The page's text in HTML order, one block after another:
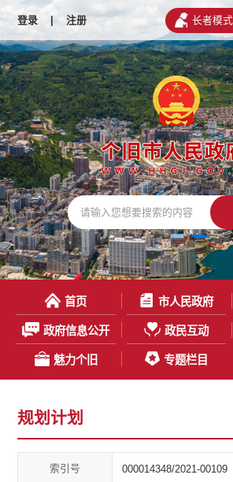
登录 | 注册 长者模式
首页 市人民政府
政府信息公开 政民互动
魅力个旧 专题栏目
规划计划
索引号 000014348/2021-00109